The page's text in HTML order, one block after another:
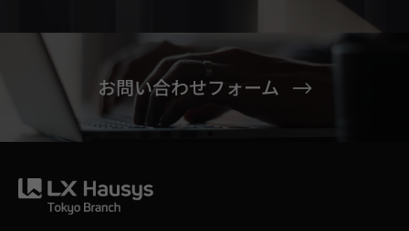
お問い合わせフォーム